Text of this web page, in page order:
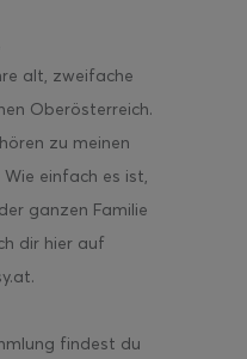
alt, zweifache
Oberösterreich.
zu meinen
einfach es ist,
ganzen Familie
dir hier auf
findest du